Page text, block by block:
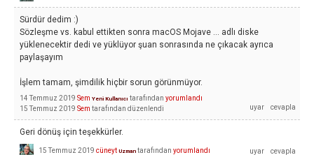
Sürdür dedim :)
Sözleşme vs. kabul ettikten sonra macOS Mojave ... adlı diske
yüklenecektir dedi ve yüklüyor şuan sonrasında ne çıkacak ayrıca
paylaşayım
İşlem tamam, şimdilik hiçbir sorun görünmüyor.
14 Temmuz 2019 Sem Yeni Kullanıcı tarafından yorumlandı
15 Temmuz 2019 Sem tarafından düzenlendi
Geri dönüş için teşekkürler.
15 Temmuz 2019 cüneyt Uzman tarafından yorumlandı